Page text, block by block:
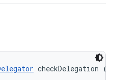
checkDelegation